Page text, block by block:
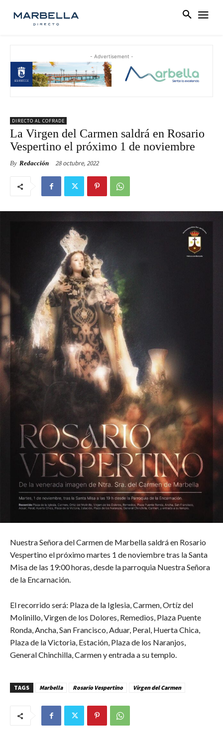
- Advertisement -
DIRECTO AL COFRADE
La Virgen del Carmen saldrá en Rosario
Vespertino el próximo 1 de noviembre
By Redacción 28 octubre, 2022
Nuestra Señora del Carmen de Marbella saldrá en Rosario
Vespertino el próximo martes 1 de noviembre tras la Santa
Misa de las 19:00 horas, desde la parroquia Nuestra Señora
de la Encarnación.
El recorrido será: Plaza de la Iglesia, Carmen, Ortíz del
Molinillo, Virgen de los Dolores, Remedios, Plaza Puente
Ronda, Ancha, San Francisco, Aduar, Peral, Huerta Chica,
Plaza de la Victoria, Estación, Plaza de los Naranjos,
General Chinchilla, Carmen y entrada a su templo.
TAGS Marbella Rosario Vespertino Virgen del Carmen